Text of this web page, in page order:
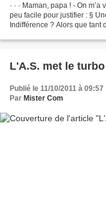
· · · Maman, papa ! - On
peu facile pour justifier : §
Indifférence ? Alors que tant
L'A.S. met le turbo
Publié le 11/10/2011 à 09:57
Par Mister Com